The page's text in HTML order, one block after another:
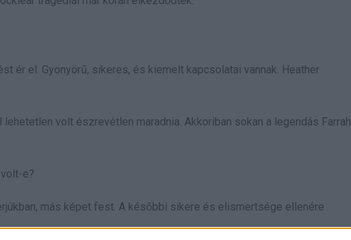
ér el. Gyönyörű, sikeres, és kiemelt kapcsolatai vannak. Heather
volt észrevétlen maradnia. Akkoriban sokan a legendás Farrah
e?
más képet fest. A későbbi sikere és elismertsége ellenére